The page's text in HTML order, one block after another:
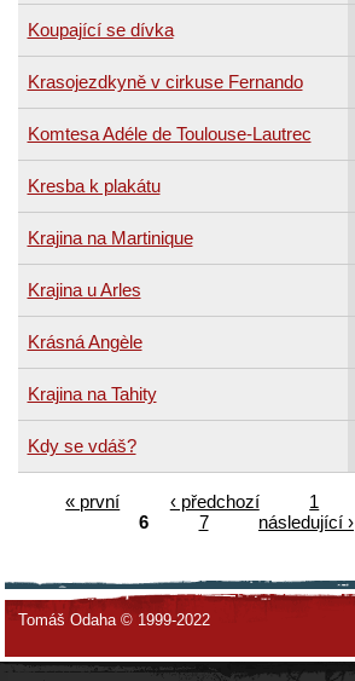
Koupající se dívka
Krasojezdkyně v cirkuse Fernando
Komtesa Adéle de Toulouse-Lautrec
Kresba k plakátu
Krajina na Martinique
Krajina u Arles
Krásná Angèle
Krajina na Tahity
Kdy se vdáš?
« první ‹ předchozí 1
6
7 následující ›
Tomáš Odaha © 1999-2022